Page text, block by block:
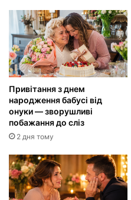
Привітання з днем
народження бабусі від
онуки — зворушливі
побажання до сліз
2 дня тому